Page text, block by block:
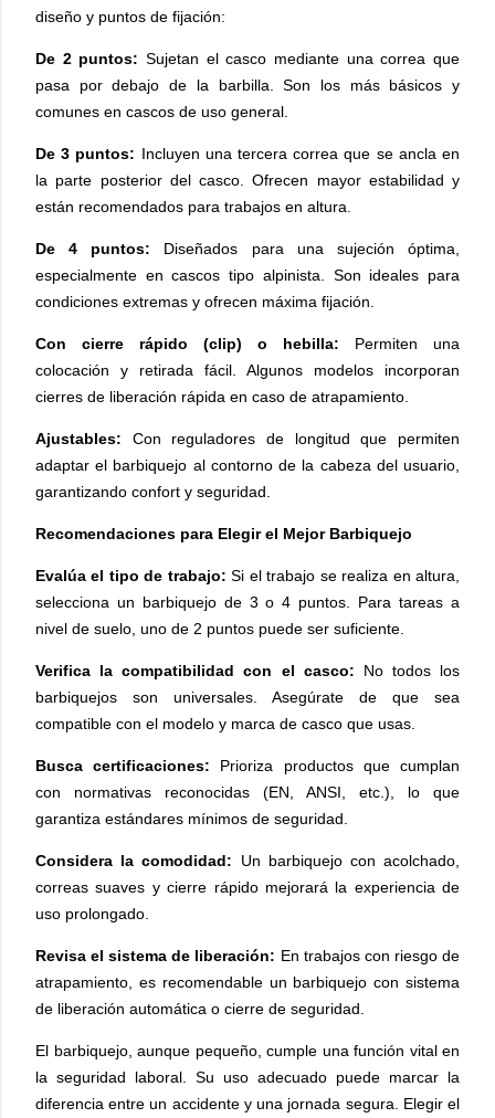
diseño y puntos de fijación:
De 2 puntos: Sujetan el casco mediante una correa que
pasa por debajo de la barbilla. Son los más básicos y
comunes en cascos de uso general.
De 3 puntos: Incluyen una tercera correa que se ancla en
la parte posterior del casco. Ofrecen mayor estabilidad y
están recomendados para trabajos en altura.
De 4 puntos: Diseñados para una sujeción óptima,
especialmente en cascos tipo alpinista. Son ideales para
condiciones extremas y ofrecen máxima fijación.
Con cierre rápido (clip) o hebilla: Permiten una
colocación y retirada fácil. Algunos modelos incorporan
cierres de liberación rápida en caso de atrapamiento.
Ajustables: Con reguladores de longitud que permiten
adaptar el barbiquejo al contorno de la cabeza del usuario,
garantizando confort y seguridad.
Recomendaciones para Elegir el Mejor Barbiquejo
Evalúa el tipo de trabajo: Si el trabajo se realiza en altura,
selecciona un barbiquejo de 3 o 4 puntos. Para tareas a
nivel de suelo, uno de 2 puntos puede ser suficiente.
Verifica la compatibilidad con el casco: No todos los
barbiquejos son universales. Asegúrate de que sea
compatible con el modelo y marca de casco que usas.
Busca certificaciones: Prioriza productos que cumplan
con normativas reconocidas (EN, ANSI, etc.), lo que
garantiza estándares mínimos de seguridad.
Considera la comodidad: Un barbiquejo con acolchado,
correas suaves y cierre rápido mejorará la experiencia de
uso prolongado.
Revisa el sistema de liberación: En trabajos con riesgo de
atrapamiento, es recomendable un barbiquejo con sistema
de liberación automática o cierre de seguridad.
El barbiquejo, aunque pequeño, cumple una función vital en
la seguridad laboral. Su uso adecuado puede marcar la
diferencia entre un accidente y una jornada segura. Elegir el